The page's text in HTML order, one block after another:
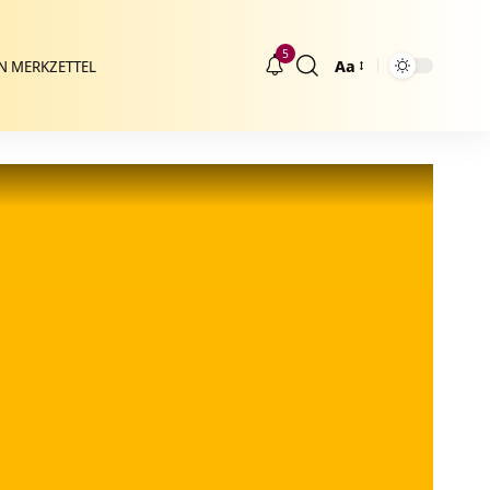
MERKZETTEL
5
Größenänderung
Aa